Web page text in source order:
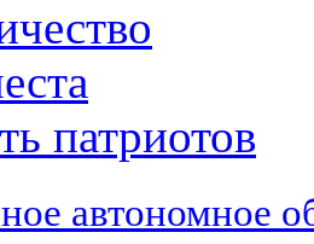
патриотов
автономное